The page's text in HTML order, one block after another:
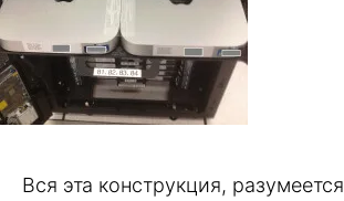
Вся эта конструкция,